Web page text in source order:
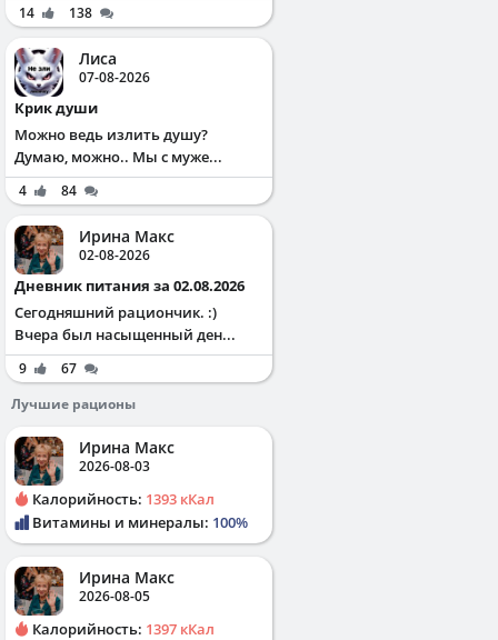
14 138
Лиса
07-08-2026
Крик души
Можно ведь излить душу?
Думаю, можно.. Мы с муже...
4 84
Ирина Макс
02-08-2026
Дневник питания за 02.08.2026
Сегодняшний рациончик. :)
Вчера был насыщенный ден...
9
67
Лучшие рационы
Ирина Макс
2026-08-03
Калорийность: 1393 кКал
Витамины и минералы: 100%
Ирина Макс
2026-08-05
Калорийность: 1397 кКал